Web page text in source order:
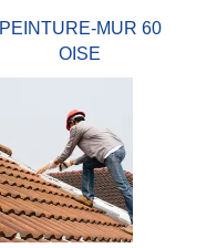
PEINTURE-MUR 60
OISE